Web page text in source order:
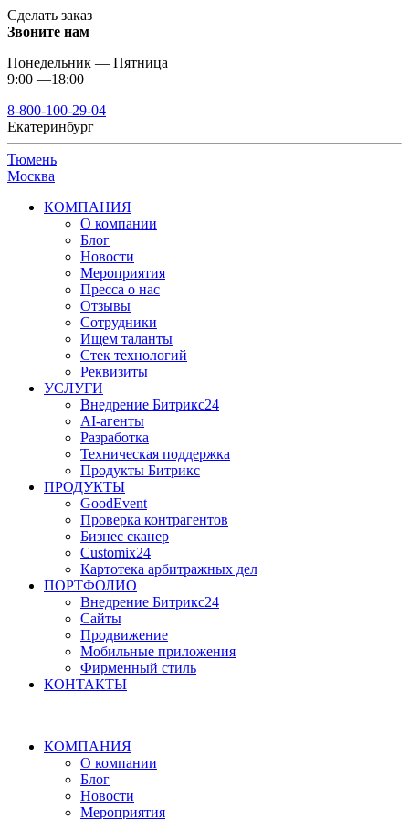
Сделать заказ
Звоните нам
Понедельник — Пятница
9:00 —18:00
8-800-100-29-04
Екатеринбург
Тюмень
Москва
КОМПАНИЯ
О компании
Блог
Новости
Мероприятия
Пресса о нас
Отзывы
Сотрудники
Ищем таланты
Стек технологий
Реквизиты
УСЛУГИ
Внедрение Битрикс24
AI-агенты
Разработка
Техническая поддержка
Продукты Битрикс
ПРОДУКТЫ
GoodEvent
Проверка контрагентов
Бизнес сканер
Customix24
Картотека арбитражных дел
ПОРТФОЛИО
Внедрение Битрикс24
Сайты
Продвижение
Мобильные приложения
Фирменный стиль
КОНТАКТЫ
КОМПАНИЯ
О компании
Блог
Новости
Мероприятия